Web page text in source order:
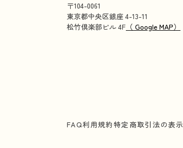
〒104-0061
東京都中央区銀座 4-13-11
松竹倶楽部ビル 4F （ Google MAP）
FAQ利用規約特定商取引法の表示